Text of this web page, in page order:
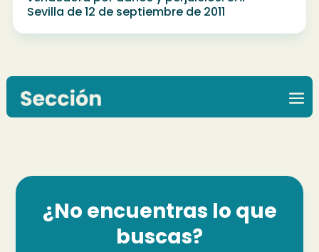
Sevilla de 12 de septiembre de 2011
¿No encuentras lo que
buscas?